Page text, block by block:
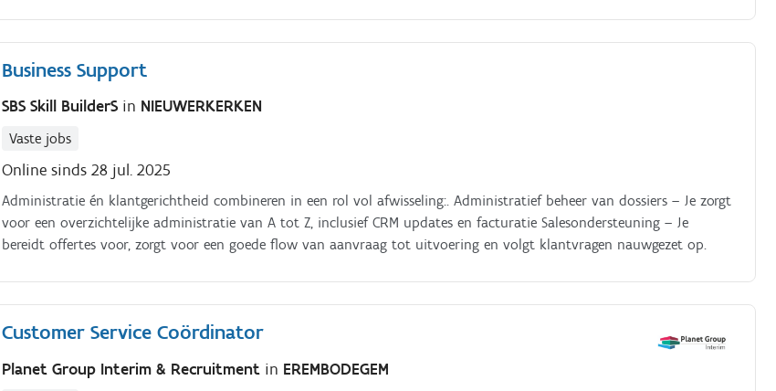
Business Support
SBS Skill BuilderS in NIEUWERKERKEN
Vaste jobs
Online sinds 28 jul. 2025
Administratie én klantgerichtheid combineren in een rol vol afwisseling:. Administratief beheer van dossiers – Je zorgt
voor een overzichtelijke administratie van A tot Z, inclusief CRM updates en facturatie Salesondersteuning – Je
bereidt offertes voor, zorgt voor een goede flow van aanvraag tot uitvoering en volgt klantvragen nauwgezet op.
Customer Service Coördinator
Planet Group Interim & Recruitment in EREMBODEGEM